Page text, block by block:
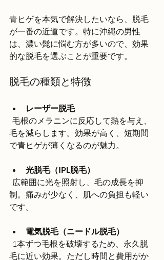
青ヒゲを本気で解決したいなら、脱毛
が一番の近道です。特に沖縄の男性
は、濃い髭に悩む方が多いので、効果
的な脱毛を選ぶことが重要です。
脱毛の種類と特徴
レーザー脱毛
毛を減らします。効果が高く、短期間
で青ヒゲが薄くなるのが魅力。
光脱毛（IPL脱毛）
制。痛みが少なく、肌への負担も軽い
です。
電気脱毛（ニードル脱毛）
毛に近い効果。ただし時間と費用がか